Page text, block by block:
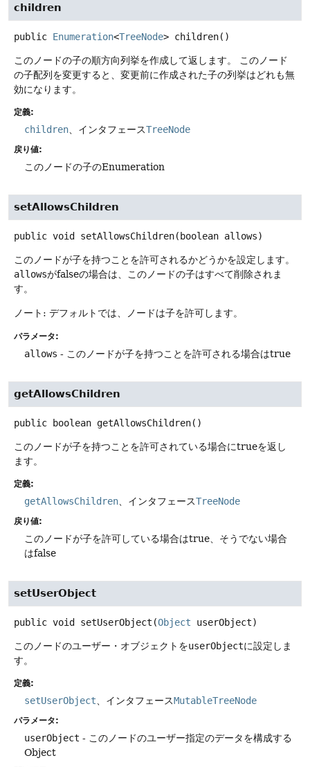
children
public Enumeration<TreeNode> children()
このノードの子の順方向列挙を作成して返します。
このノード
の子配列を変更すると、変更前に作成された子の列挙はどれも無
効になります。
定義:
children 、インタフェースTreeNode
戻り値:
このノードの子のEnumeration
setAllowsChildren
public void setAllowsChildren(boolean allows)
このノードが子を持つことを許可されるかどうかを設定します。
allowsがfalseの場合は、このノードの子はすべて削除されま
す。
ノート: デフォルトでは、ノードは子を許可します。
パラメータ:
allows - このノードが子を持つことを許可される場合はtrue
getAllowsChildren
public boolean getAllowsChildren()
このノードが子を持つことを許可されている場合にtrueを返し
ます。
定義:
getAllowsChildren 、インタフェースTreeNode
戻り値:
このノードが子を許可している場合はtrue、そうでない場合
はfalse
setUserObject
public void setUserObject (Object userObject)
このノードのユーザー・オブジェクトをuserObjectに設定しま
す。
定義:
setUserObject、インタフェースMutableTreeNode
パラメータ:
userObject - このノードのユーザー指定のデータを構成する
Object